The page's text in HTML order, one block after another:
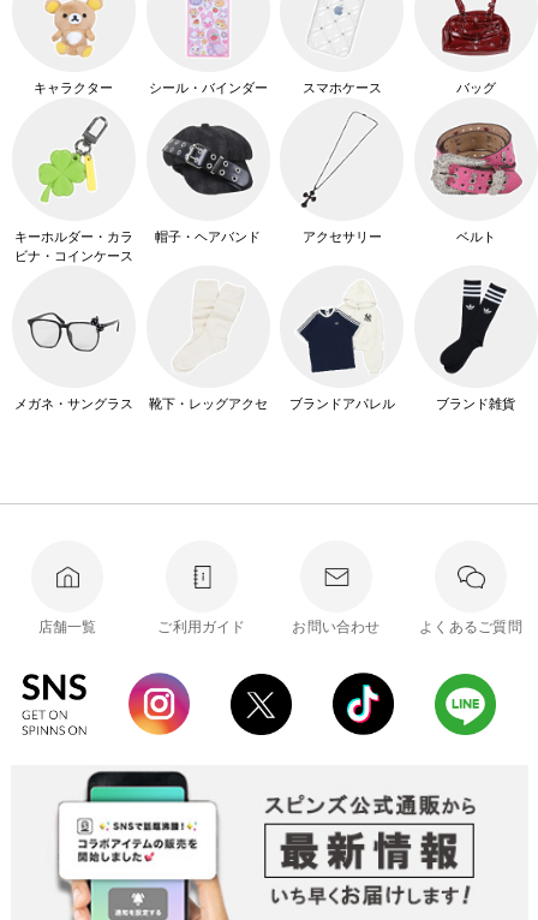
キャラクター シール・バインダー スマホケース バッグ
キーホルダー・カラ
ビナ・コインケース
帽子・ヘアバンド アクセサリー ベルト
メガネ・サングラス 靴下・レッグアクセ ブランドアパレル ブランド雑貨
店舗一覧 ご利用ガイド お問い合わせ よくあるご質問